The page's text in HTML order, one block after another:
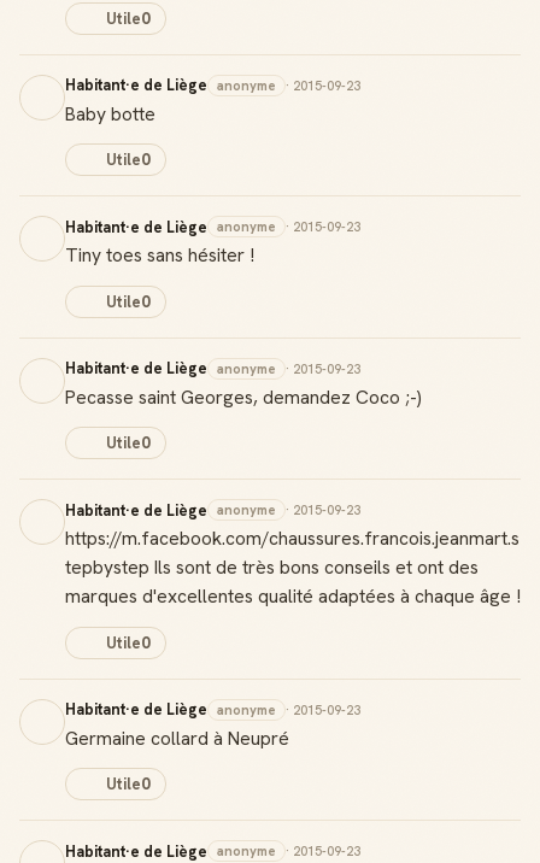
Utile0
Habitant·e de Liège anonyme · 2015-09-23
Baby botte
Utile0
Habitant·e de Liège anonyme · 2015-09-23
Tiny toes sans hésiter !
Utile0
Habitant·e de Liège anonyme · 2015-09-23
Pecasse saint Georges, demandez Coco ;-)
Utile0
Habitant·e de Liège anonyme · 2015-09-23
https://m.facebook.com/chaussures.francois.jeanmart.s
tepbystep Ils sont de très bons conseils et ont des
marques d'excellentes qualité adaptées à chaque âge !
Utile0
Habitant·e de Liège anonyme · 2015-09-23
Germaine collard à Neupré
Utile0
Habitant·e de Liège anonyme · 2015-09-23
Badge Guide Local
Ton statut affiché sur toutes tes contributions
Score de réputation
Gagne des points à chaque contribution utile
Reconnaissance locale
Deviens une référence dans ta ville
Notifications
Sois notifié quand ton avis aide quelqu'un